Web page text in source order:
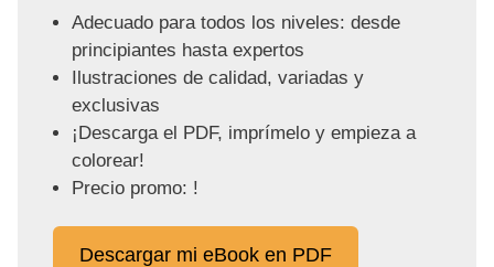
Adecuado para todos los niveles: desde
principiantes hasta expertos
Ilustraciones de calidad, variadas y
exclusivas
¡Descarga el PDF, imprímelo y empieza a
colorear!
Precio promo: !
Descargar mi eBook en PDF